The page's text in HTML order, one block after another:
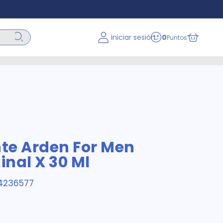
Iniciar sesión 0Puntos
Arden For Men
X 30 Ml